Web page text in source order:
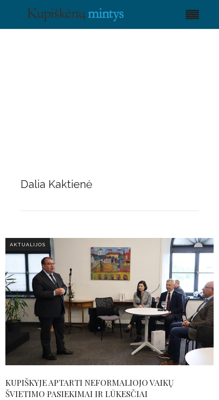
Dalia Kaktienė
AKTUALIJOS
KUPIŠKYJE APTARTI NEFORMALIOJO VAIKŲ
ŠVIETIMO PASIEKIMAI IR LŪKESČIAI